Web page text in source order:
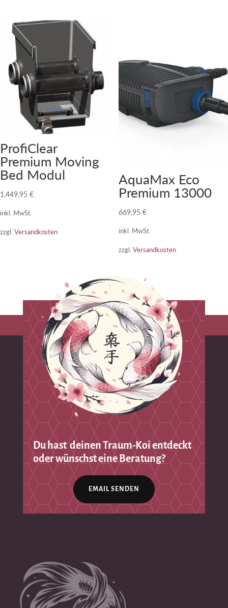
ProfiClear
Premium Moving
Bed Modul
1.449,95 €
inkl. MwSt.
zzgl. Versandkosten
AquaMax Eco
Premium 13000
669,95 €
inkl. MwSt.
zzgl. Versandkosten
Du hast deinen Traum-Koi entdeckt
oder wünschst eine Beratung?
EMAIL SENDEN